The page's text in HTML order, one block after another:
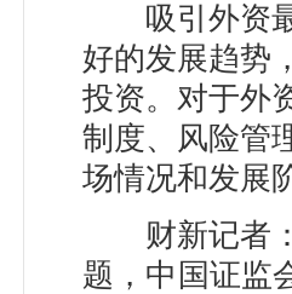
吸引外资最
好的发展趋势
投资。对于外
制度、风险管
场情况和发展
财新记者：
题，中国证监